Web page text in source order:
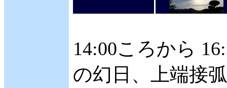
14:00ころから
の幻日、上端接